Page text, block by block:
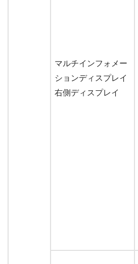
マルチインフォメー
ションディスプレイ
右側ディスプレイ